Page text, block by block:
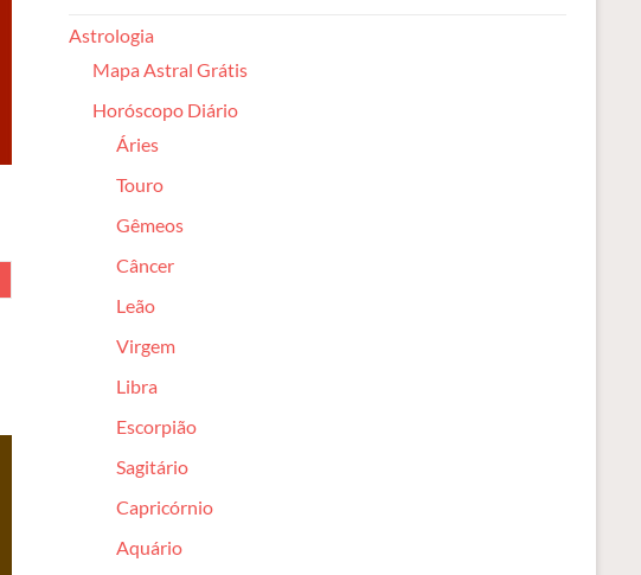
Astrologia
Mapa Astral Grátis
Horóscopo Diário
Áries
Touro
Gêmeos
Câncer
Leão
Virgem
Libra
Escorpião
Sagitário
Capricórnio
Aquário